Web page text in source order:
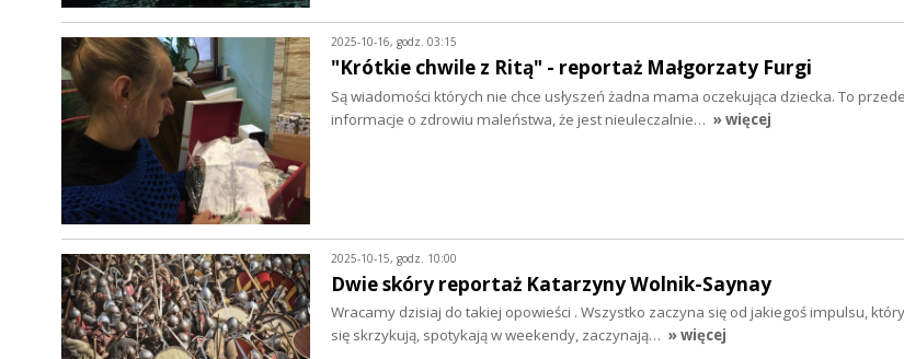
2025-10-16, godz. 03:15
"Krótkie chwile z Ritą" - reportaż Małgorzaty Furgi
Są wiadomości których nie chce usłyszeń żadna mama oczekująca dziecka. To
informacje o zdrowiu maleństwa, że jest nieuleczalnie… » więcej
2025-10-15, godz. 10:00
Dwie skóry reportaż Katarzyny Wolnik-Saynay
Wracamy dzisiaj do takiej opowieści . Wszystko zaczyna się od jakiegoś impulsu,
się skrzykują, spotykają w weekendy, zaczynają… » więcej